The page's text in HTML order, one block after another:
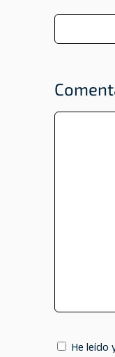
He leído